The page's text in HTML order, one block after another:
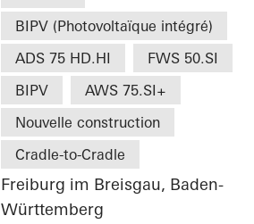
BIPV (Photovoltaïque intégré)
ADS 75 HD.HI
FWS 50.SI
BIPV
AWS 75.SI+
Nouvelle construction
Cradle-to-Cradle
Freiburg im Breisgau, Baden-
Württemberg